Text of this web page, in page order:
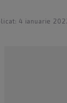
4 ianuarie